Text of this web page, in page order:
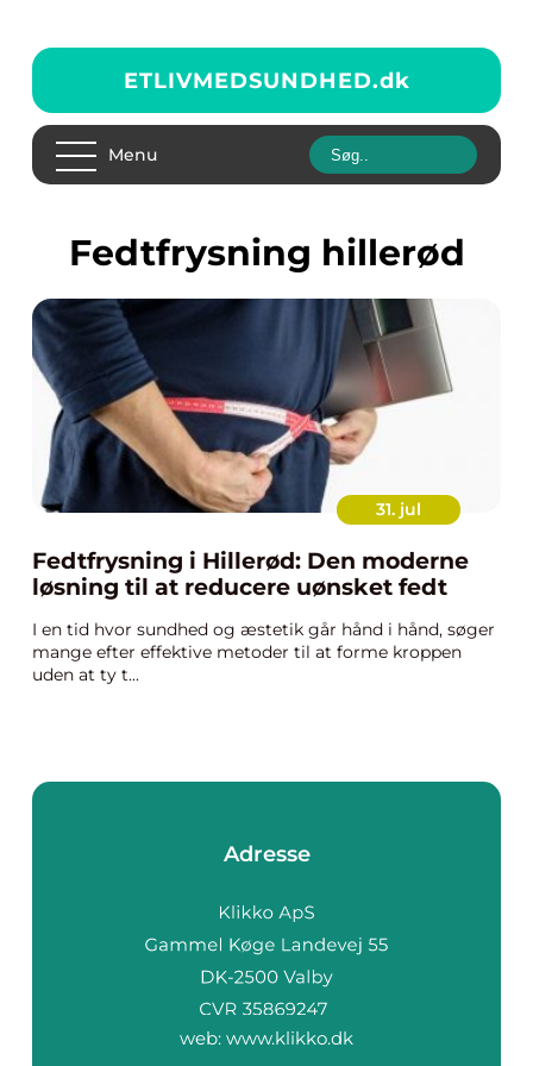
ETLIVMEDSUNDHED.dk
Menu
fedtfrysning hillerød
31. jul
Fedtfrysning i Hillerød: Den moderne
løsning til at reducere uønsket fedt
I en tid hvor sundhed og æstetik går hånd i hånd, søger
mange efter effektive metoder til at forme kroppen
uden at ty t...
Adresse
web: www.klikko.dk